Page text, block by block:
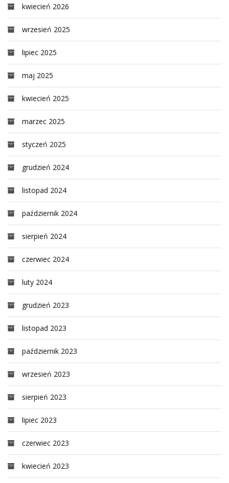
kwiecień 2026
wrzesień 2025
lipiec 2025
maj 2025
kwiecień 2025
marzec 2025
styczeń 2025
grudzień 2024
listopad 2024
październik 2024
sierpień 2024
czerwiec 2024
luty 2024
grudzień 2023
listopad 2023
październik 2023
wrzesień 2023
sierpień 2023
lipiec 2023
czerwiec 2023
kwiecień 2023